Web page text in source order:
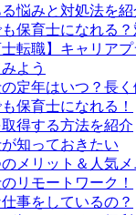
悩みと対処法を紹
保育士になれる
士転職】キャリア
よう
定年はいつ？長
保育士になれる！
得する方法を紹介
知っておきたい
メリット＆人気
リモートワーク！
事をしているの？